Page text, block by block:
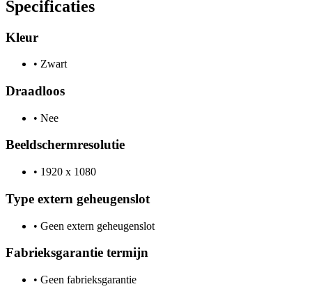
Specificaties
Kleur
• Zwart
Draadloos
• Nee
Beeldschermresolutie
• 1920 x 1080
Type extern geheugenslot
• Geen extern geheugenslot
Fabrieksgarantie termijn
• Geen fabrieksgarantie